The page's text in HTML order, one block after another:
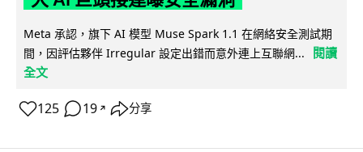
Meta 承認，旗下 AI 模型 Muse Spark 1.1 在網絡安全測試期
間，因評估夥伴 Irregular 設定出錯而意外連上互聯網...
閱讀
全文
125 19 ↗ 分享